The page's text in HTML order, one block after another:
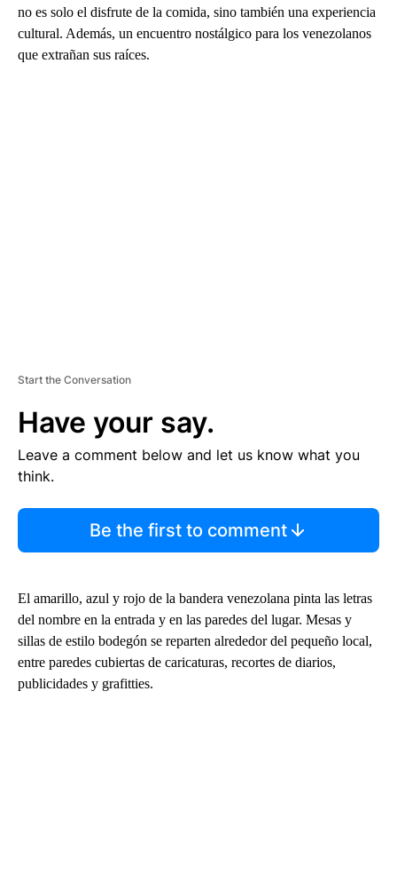
no es solo el disfrute de la comida, sino también una experiencia
cultural. Además, un encuentro nostálgico para los venezolanos
que extrañan sus raíces.
Start the Conversation
Have your say.
Leave a comment below and let us know what you
think.
Be the first to comment
El amarillo, azul y rojo de la bandera venezolana pinta las letras
del nombre en la entrada y en las paredes del lugar. Mesas y
sillas de estilo bodegón se reparten alrededor del pequeño local,
entre paredes cubiertas de caricaturas, recortes de diarios,
publicidades y grafitties.